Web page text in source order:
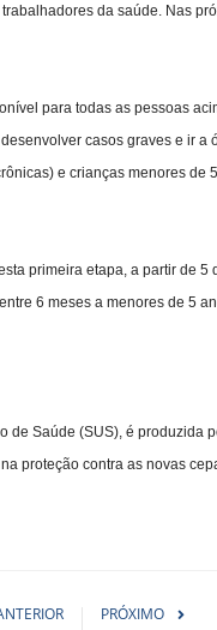
da saúde. Nas
para todas as pessoas
casos graves e ir a
e crianças menores de
primeira etapa, a partir de 5
6 meses a menores de 5
Saúde (SUS), é produzida
proteção contra as novas
PRÓXIMO